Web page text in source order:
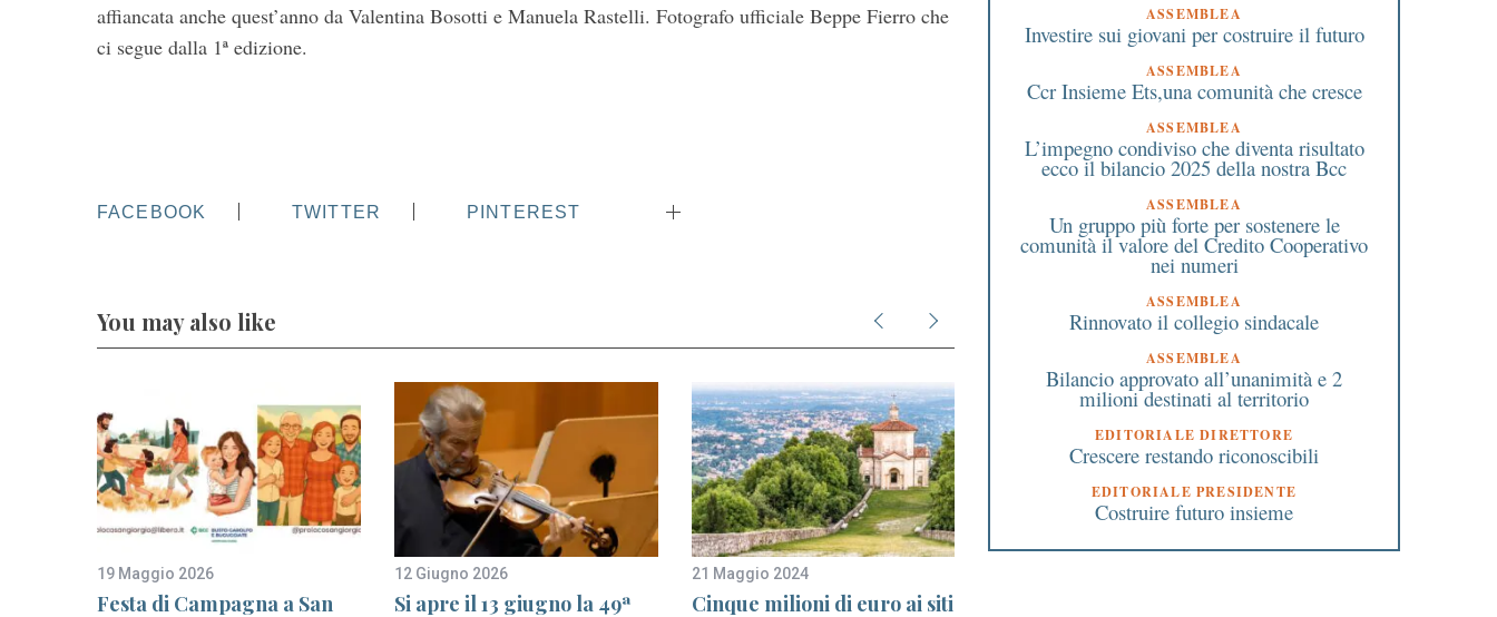
affiancata anche quest’anno da Valentina Bosotti e Manuela Rastelli. Fotografo ufficiale Beppe Fierro che
ci segue dalla 1ª edizione.
FACEBOOK TWITTER PINTEREST
You may also like
19 Maggio 2026
Festa di Campagna a San
12 Giugno 2026
Si apre il 13 giugno la 49ª
21 Maggio 2024
Cinque milioni di euro ai siti
ASSEMBLEA
Investire sui giovani per costruire il futuro
ASSEMBLEA
Ccr Insieme Ets,una comunità che cresce
ASSEMBLEA
L’impegno condiviso che diventa risultato
ecco il bilancio 2025 della nostra Bcc
ASSEMBLEA
Un gruppo più forte per sostenere le
comunità il valore del Credito Cooperativo
nei numeri
ASSEMBLEA
Rinnovato il collegio sindacale
ASSEMBLEA
Bilancio approvato all’unanimità e 2
milioni destinati al territorio
EDITORIALE DIRETTORE
Crescere restando riconoscibili
EDITORIALE PRESIDENTE
Costruire futuro insieme